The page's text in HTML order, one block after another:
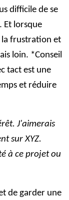
difficile de se
Et lorsque
la frustration et
loin. *Conseil
tact est une
et réduire
J'aimerais
sur XYZ.
à ce projet ou
de garder une